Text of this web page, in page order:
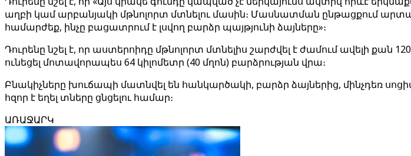
աղբի կամ արբանյակի մթնոլորտ մտնելու մասին։ Մասնատման ընթացքում
համարժեք, ինչը բացատրում է լսվող բարձր պայթյունի ձայները»։
Դուրենը նշել է, որ աստերոիդը մթնոլորտ մտնելիս շարժվել է ժամում ավելի քան
ունեցել մոտավորապես 64 կիլոմետր (40 մղոն) բարձրության վրա։
Բնակիչները խուճապի մատնվել են հանկարծակի, բարձր ձայներից, մինչդեռ
հզոր է եղել տները ցնցելու համար։
ԱՌԱՋԱՐԿ